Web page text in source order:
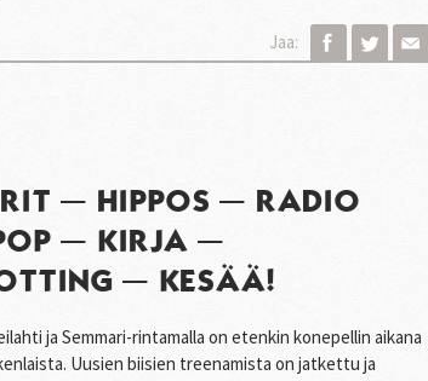
Jaa:
– HIPPOS – RADIO
– KIRJA –
– KESÄÄ!
ja Semmari-rintamalla on etenkin konepellin aikana
Uusien biisien treenamista on jatkettu ja